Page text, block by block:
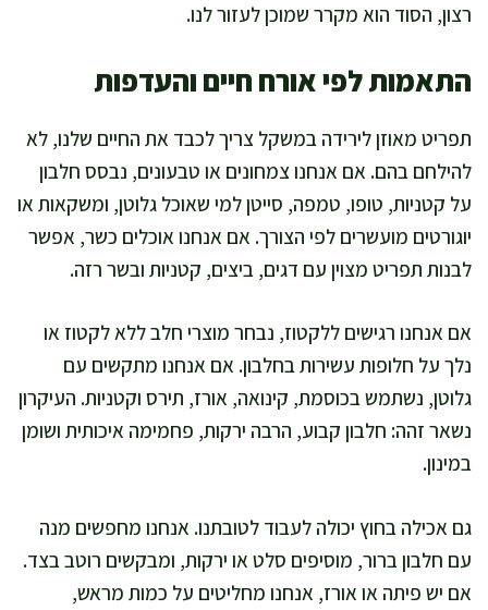
רצון, הסוד הוא מקרר שמוכן לעזור לנו.
התאמות לפי אורח חיים והעדפות
תפריט מאוזן לירידה במשקל צריך לכבד את החיים שלנו, לא
להילחם בהם. אם אנחנו צמחונים או טבעונים, נבסס חלבון
על קטניות, טופו, טמפה, סייטן למי שאוכל גלוטן, ומשקאות או
יוגורטים מועשרים לפי הצורך. אם אנחנו אוכלים כשר, אפשר
לבנות תפריט מצוין עם דגים, ביצים, קטניות ובשר רזה.
אם אנחנו רגישים ללקטוז, נבחר מוצרי חלב ללא לקטוז או
נלך על חלופות עשירות בחלבון. אם אנחנו מתקשים עם
גלוטן, נשתמש בכוסמת, קינואה, אורז, תירס וקטניות. העיקרון
נשאר זהה: חלבון קבוע, הרבה ירקות, פחמימה איכותית ושומן
במינון.
גם אכילה בחוץ יכולה לעבוד לטובתנו. אנחנו מחפשים מנה
עם חלבון ברור, מוסיפים סלט או ירקות, ומבקשים רוטב בצד.
אם יש פיתה או אורז, אנחנו מחליטים על כמות מראש,